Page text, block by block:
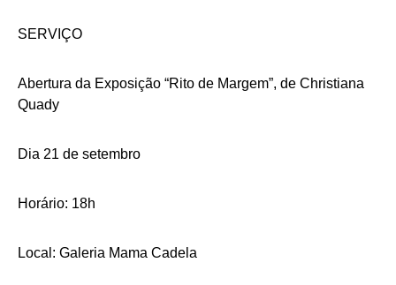
SERVIÇO
Abertura da Exposição “Rito de Margem”, de Christiana
Quady
Dia 21 de setembro
Horário: 18h
Local: Galeria Mama Cadela